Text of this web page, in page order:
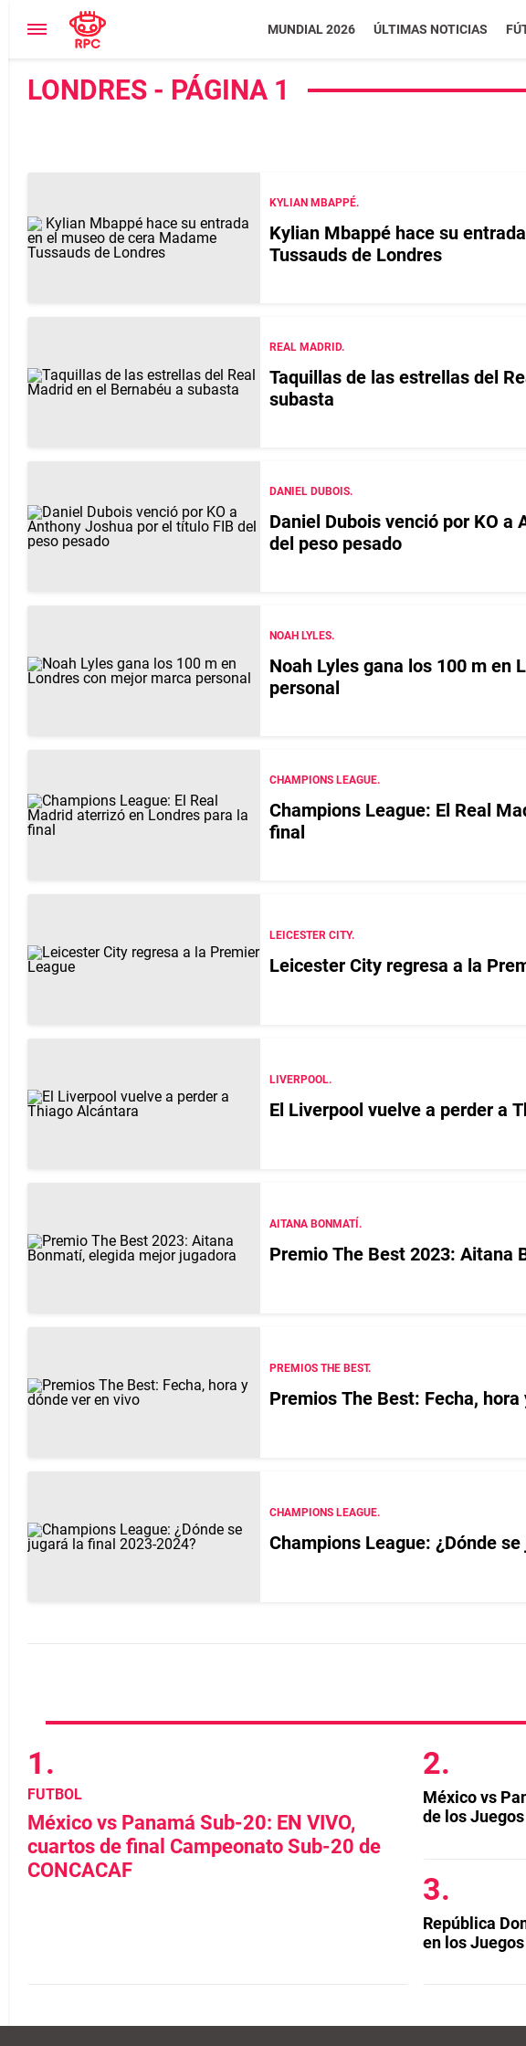
MUNDIAL 2026 ÚLTIMAS NOTICIAS
LONDRES - PÁGINA 1
KYLIAN MBAPPÉ.
Kylian Mbappé hace su
Tussauds de Londres
REAL MADRID.
Taquillas de las estrellas del
subasta
DANIEL DUBOIS.
Daniel Dubois venció por KO
del peso pesado
NOAH LYLES.
Noah Lyles gana los 100 m en
personal
CHAMPIONS LEAGUE.
Champions League: El Real
final
LEICESTER CITY.
Leicester City regresa a la
LIVERPOOL.
El Liverpool vuelve a perder a
AITANA BONMATÍ.
Premio The Best 2023: Aitana
PREMIOS THE BEST.
Premios The Best: Fecha,
CHAMPIONS LEAGUE.
Champions League: ¿Dónde
FUTBOL
México vs Panamá Sub-20: EN VIVO,
cuartos de final Campeonato Sub-20 de
CONCACAF
México vs
de los
República
en los